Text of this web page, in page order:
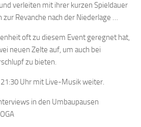
verleiten mit ihrer kurzen Spieldauer
Revanche nach der Niederlage …
oft zu diesem Event geregnet hat,
neuen Zelte auf, um auch bei
zu bieten.
Uhr mit Live-Musik weiter.
in den Umbaupausen